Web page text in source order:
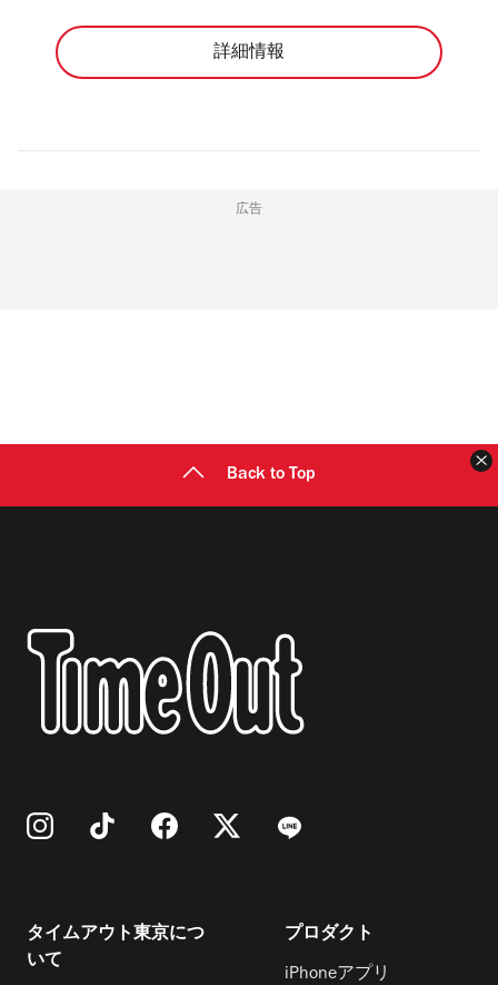
詳細情報
広告
Back to Top
タイムアウト東京につ
いて
プロダクト
iPhoneアプリ